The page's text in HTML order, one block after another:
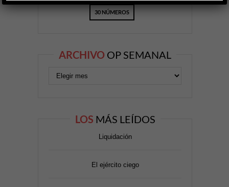
30 NÚMEROS
ARCHIVO OP SEMANAL
LOS MÁS LEÍDOS
Liquidación
El ejército ciego